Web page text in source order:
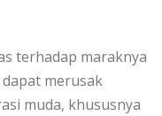
terhadap maraknya
merusak
muda, khususnya